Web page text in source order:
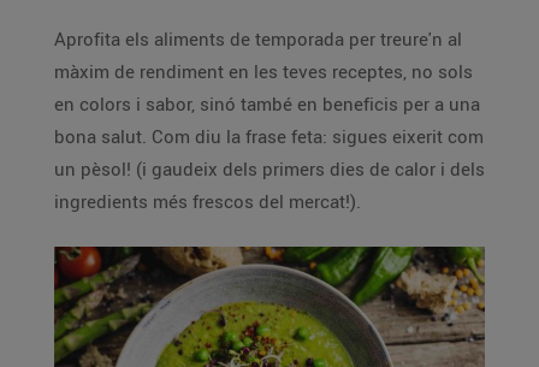
Aprofita els aliments de temporada per treure'n al
màxim de rendiment en les teves receptes, no sols
en colors i sabor, sinó també en beneficis per a una
bona salut. Com diu la frase feta: sigues eixerit com
un pèsol! (i gaudeix dels primers dies de calor i dels
ingredients més frescos del mercat!).